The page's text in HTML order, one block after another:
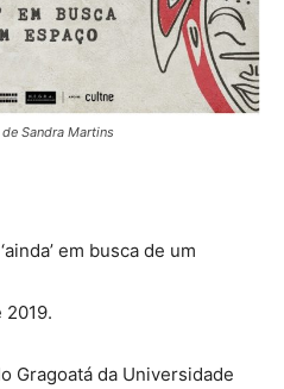
de Sandra Martins
em busca de um
2019.
Gragoatá da Universidade